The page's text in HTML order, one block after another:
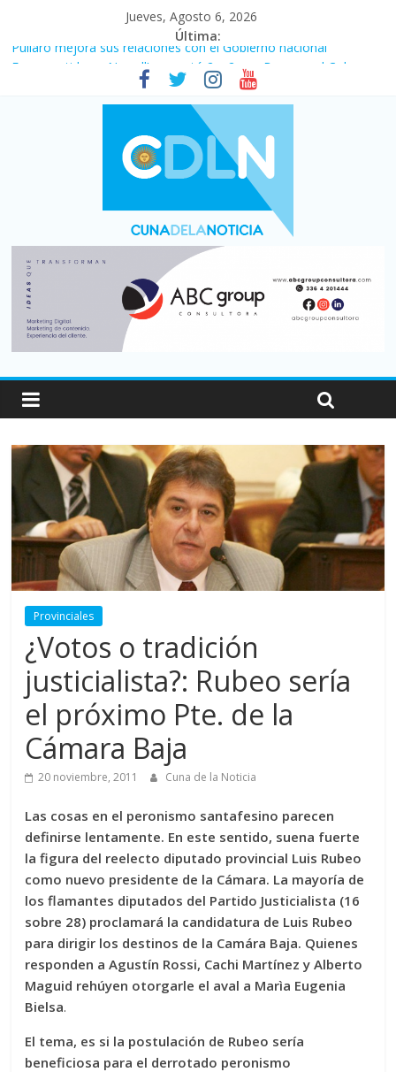
Jueves, Agosto 6, 2026
Última:
Pullaro mejora sus relaciones con el Gobierno nacional
En un partidazo, Newell’s empató 2 a 2 con Boca en el Coloso
Vacaciones de invierno con más movimiento y consumo
turístico: 4,6 millones de personas viajaron por el país, un 5,9%
Fuerte caída de la venta de autos usados en julio: bajó un 12,6%
Central venció 1 a 0 al River de Coudet en el Monumental
Provinciales
¿Votos o tradición
justicialista?: Rubeo sería
el próximo Pte. de la
Cámara Baja
20 noviembre, 2011 Cuna de la Noticia
Las cosas en el peronismo santafesino parecen
definirse lentamente. En este sentido, suena fuerte
la figura del reelecto diputado provincial Luis Rubeo
como nuevo presidente de la Cámara. La mayoría de
los flamantes diputados del Partido Justicialista (16
sobre 28) proclamará la candidatura de Luis Rubeo
para dirigir los destinos de la Camára Baja. Quienes
responden a Agustín Rossi, Cachi Martínez y Alberto
Maguid rehúyen otorgarle el aval a Marìa Eugenia
Bielsa.
El tema, es si la postulación de Rubeo sería
beneficiosa para el derrotado peronismo